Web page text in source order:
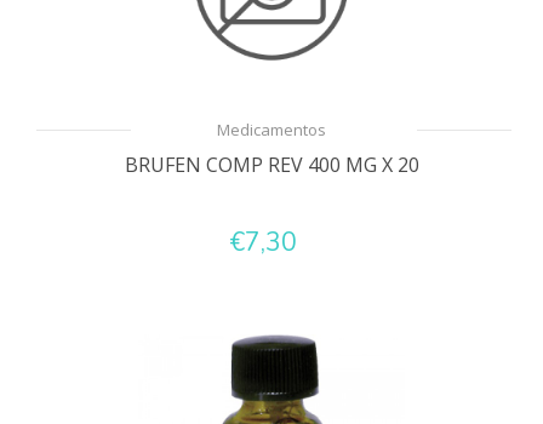
Medicamentos
BRUFEN COMP REV 400 MG X 20
€7,30